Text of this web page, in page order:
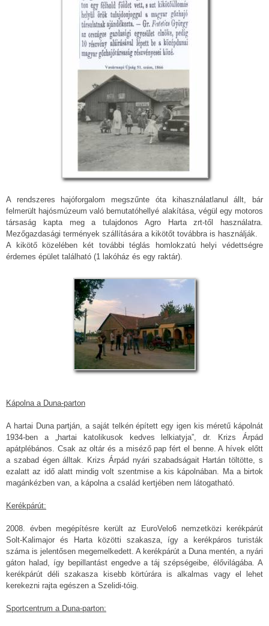
A rendszeres hajóforgalom megszűnte óta kihasználatlanul állt, bár
felmerült hajósmúzeum való bemutatóhellyé alakítása, végül egy motoros
társaság kapta meg a tulajdonos Agro Harta zrt-től használatra.
Mezőgazdasági termények szállítására a kikötőt továbbra is használják.
A kikötő közelében két további téglás homlokzatú helyi védettségre
érdemes épület található (1 lakóház és egy raktár).
Kápolna a Duna-parton
A hartai Duna partján, a saját telkén épített egy igen kis méretű kápolnát
1934-ben a „hartai katolikusok kedves lelkiatyja”, dr. Krizs Árpád
apátplébános. Csak az oltár és a miséző pap fért el benne. A hívek előtt
a szabad égen álltak. Krizs Árpád nyári szabadságait Hartán töltötte, s
ezalatt az idő alatt mindig volt szentmise a kis kápolnában. Ma a birtok
magánkézben van, a kápolna a család kertjében nem látogatható.
Kerékpárút:
2008. évben megépítésre került az EuroVelo6 nemzetközi kerékpárút
Solt-Kalimajor és Harta közötti szakasza, így a kerékpáros turisták
száma is jelentősen megemelkedett. A kerékpárút a Duna mentén, a nyári
gáton halad, így bepillantást engedve a táj szépségeibe, élővilágába. A
kerékpárút déli szakasza kisebb körtúrára is alkalmas vagy el lehet
kerekezni rajta egészen a Szelidi-tóig.
Sportcentrum a Duna-parton: